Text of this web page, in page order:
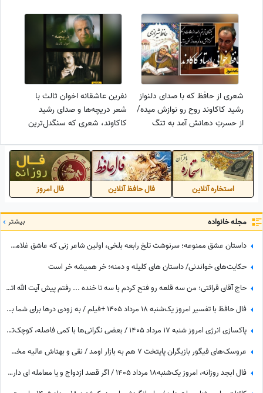
+ ویدئو
رنج‌هایی کشیده‌ام که مپرس+
ویدیو
شعری از حافظ که با صدای دلنواز
رشید کاکاوند روح رو نوازش میده/
از حسرتِ دهانش آمد به تنگ
دهن برآید+ ویدئو
نفرین عاشقانه اخوان ثالث با
شعر دریچه‌ها و صدای رشید
کاکاوند، شعری که سنگدل‌ترین
گریه می‌اندازد / نفرین به سفر که
هرچه کرد او کرد + ویدئو
استخاره آنلاین فال حافظ آنلاین فال امروز
مجله خانواده بیشتر
داستان عشق ممنوعه؛ سرنوشت تلخ رابعه بلخی، اولین شاعر زنی که عاشق غلامش شد اما به دست برادرش کشته شد! و اشعاری که با خون نوشته شد
حکایت‌های خواندنی/ داستان های کلیله و دمنه؛ خر همیشه خر است
حاج آقای قرائتی؛ من سه قلعه رو فتح کردم با سه تا خنده ... رفتم پیش آیت الله اتاق بگیرم بهم اتاق ندادن گفتن ریش نداری.. خندوندمش با این خنده قانون عمامه و ریش رفت هوا..😂👌
فال حافظ با تفسیر امروز یک‌شنبه 18 مرداد 1405 +فیلم / به زودی درها برای شما باز می شود و به مقصود خود می رسید اما این ممکن است ...
پاکسازی انرژی امروز شنبه 17 مرداد 1405 / بعضی نگرانی‌ها با کمی فاصله، کوچک‌تر از چیزی می‌شوند که تصور می‌کردی
عروسک‌های فیگور بازیگران پایتخت 7 هم به بازار اومد / نقی و بهتاش عالیه مخصوصا با اون موز و پیانو و شهاب سنگ کنارش 😂+ ویدئو
فال ابجد روزانه، امروز یک‌شنبه18 مرداد 1405 / اگر قصد ازدواج و یا معامله ای داری و یا قصد شراکت و سرمایه گذاری داری ...